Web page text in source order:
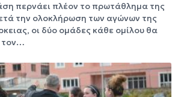
περνάει πλέον το πρωτάθλημα της
την ολοκλήρωση των αγώνων της
οι δύο ομάδες κάθε ομίλου θα
τον…